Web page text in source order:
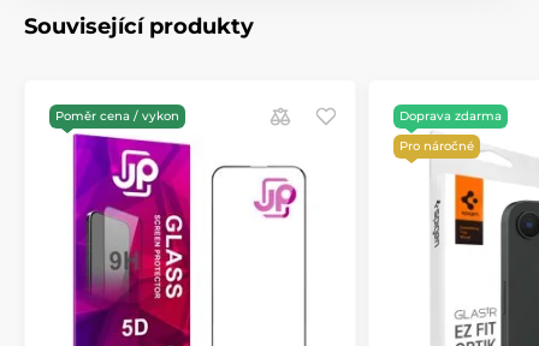
Související produkty
Poměr cena / vykon
Doprava zdarma
Pro náročné